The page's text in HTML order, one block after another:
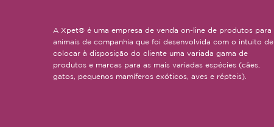
A Xpet® é uma empresa de venda on-line de produtos para
animais de companhia que foi desenvolvida com o intuito de
colocar à disposição do cliente uma variada gama de
produtos e marcas para as mais variadas espécies (cães,
gatos, pequenos mamíferos exóticos, aves e répteis).